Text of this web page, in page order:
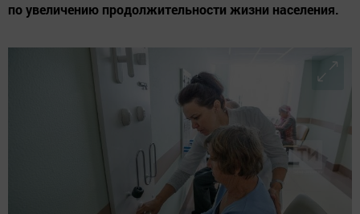
по увеличению продолжительности жизни населения.